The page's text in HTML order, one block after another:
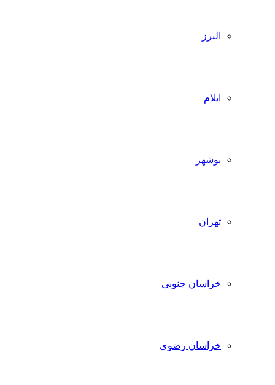
البرز
ایلام
بوشهر
تهران
خراسان جنوبی
خراسان رضوی